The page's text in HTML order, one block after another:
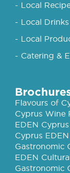
- Local
- Local Drinks
- Local
- Catering &
Flavours of
Cyprus Wine
EDEN Cyprus
Cyprus
Gastronomic
EDEN
Gastronomic